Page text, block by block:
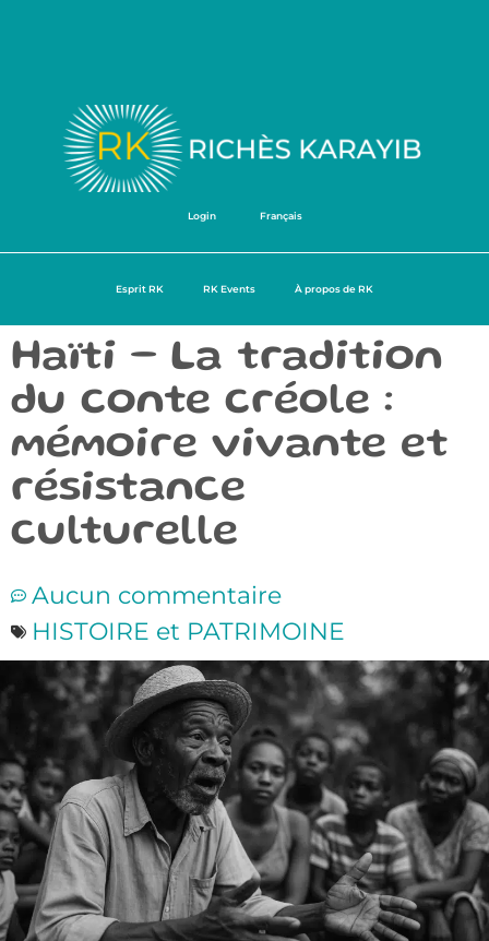
Login Français
Esprit RK RK Events À propos de RK
Haïti – La tradition
du conte créole :
mémoire vivante et
résistance
culturelle
Aucun commentaire
HISTOIRE et PATRIMOINE